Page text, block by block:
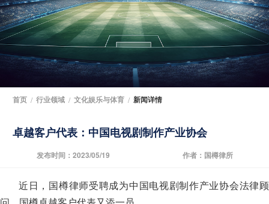
首页 / 行业领域 / 文化娱乐与体育 / 新闻详情
卓越客户代表：中国电视剧制作产业协会
发布时间：2023/05/19 作者：国樽律所
近日， 国樽律师受聘成为中国电视剧制作产业协会法律顾